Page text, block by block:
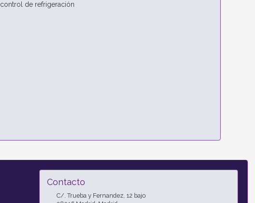
de refrigeración
Contacto
C/. Trueba y Fernandez, 12 bajo